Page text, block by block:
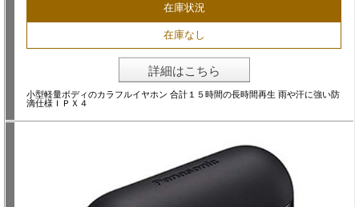
在庫状況
在庫なし
詳細はこちら
小型軽量ボディのカラフルイヤホン 合計１５時間の長時間再生 雨や汗に強い防
滴仕様ＩＰＸ４